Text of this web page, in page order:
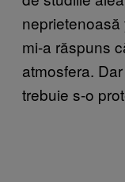
neprietenoasă
mi-a răspuns
atmosfera.
trebuie s-o